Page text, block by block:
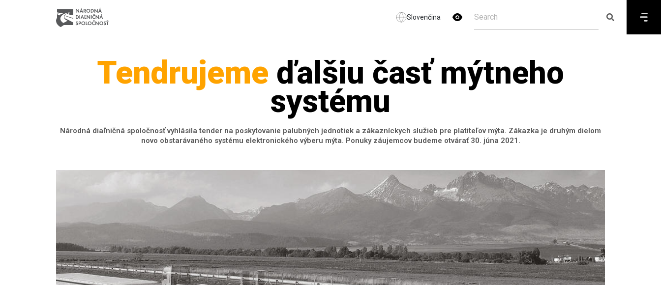
Slovenčina
Tendrujeme ďalšiu časť mýtneho
systému
Národná diaľničná spoločnosť vyhlásila tender na poskytovanie palubných jednotiek a zákazníckych služieb pre platiteľov mýta. Zákazka je druhým dielom
novo obstarávaného systému elektronického výberu mýta. Ponuky záujemcov budeme otvárať 30. júna 2021.